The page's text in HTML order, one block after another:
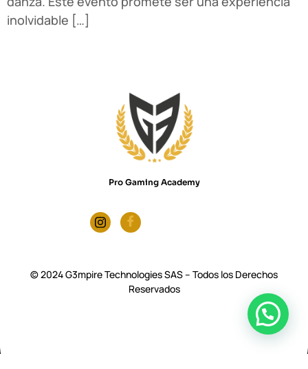
inolvidable […]
Pro Gaming Academy
© 2024 G3mpire Technologies SAS – Todos los Derechos
Reservados